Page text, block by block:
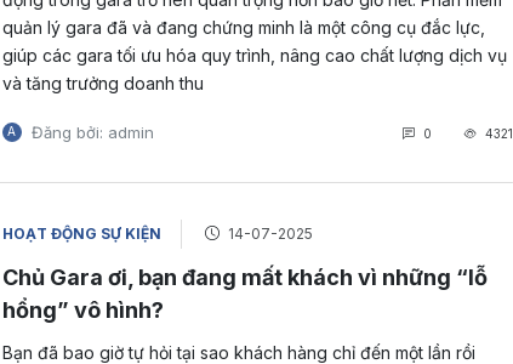
quản lý gara đã và đang chứng minh là một công cụ đắc lực,
giúp các gara tối ưu hóa quy trình, nâng cao chất lượng dịch vụ
và tăng trưởng doanh thu
A Đăng bởi: admin 0 4321
HOẠT ĐỘNG SỰ KIỆN 14-07-2025
Chủ Gara ơi, bạn đang mất khách vì những “lỗ
hổng” vô hình?
Bạn đã bao giờ tự hỏi tại sao khách hàng chỉ đến một lần rồi